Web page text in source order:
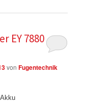
EY 7880 LZ
vonFugentechnik